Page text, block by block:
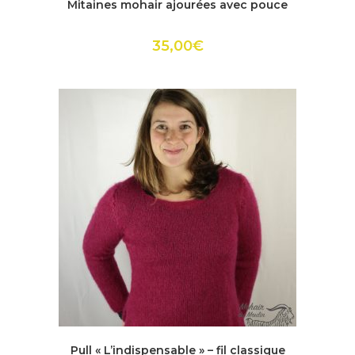
a
Les
options
choisies
sur
la
page
du
produit
Mitaines mohair ajourées avec pouce
35,00€
Ce
produit
Pull « L’indispensable » – fil classique